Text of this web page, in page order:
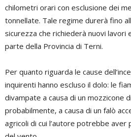
chilometri orari con esclusione dei
tonnellate. Tale regime durerà fino
sicurezza che richiederà nuovi lavori
parte della Provincia di Terni.
Per quanto riguarda le cause
inquirenti hanno escluso il dolo: le
divampate a causa di un mozzicone
probabilmente, a causa di un falò
agricoli di cui l’autore potrebbe aver